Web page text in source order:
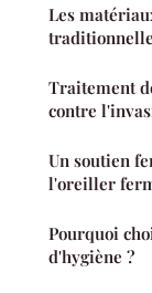
Les
Traitement
contre
Un soutien
l'oreiller
Pourquoi
d'hygiène ?